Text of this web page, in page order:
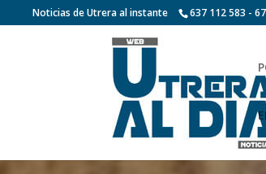
Noticias de Utrera al instante 637 112 583 -